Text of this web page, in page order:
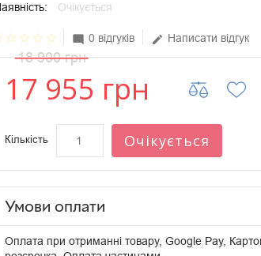
Очікується
star_border star_border star_border star_border mode_comment 0 відгуків edit Написати відгук
18 900 грн
17 955 грн
Кількість Очікується
Умови оплати
Оплата при отриманні товару, Google Pay,